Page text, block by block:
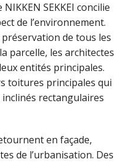
SEKKEI concilie
de l’environnement.
de tous les
parcelle, les architectes
entités principales.
toitures principales qui
rectangulaires
en façade,
de l’urbanisation. Des